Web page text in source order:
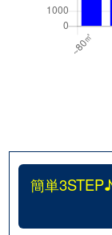
簡単